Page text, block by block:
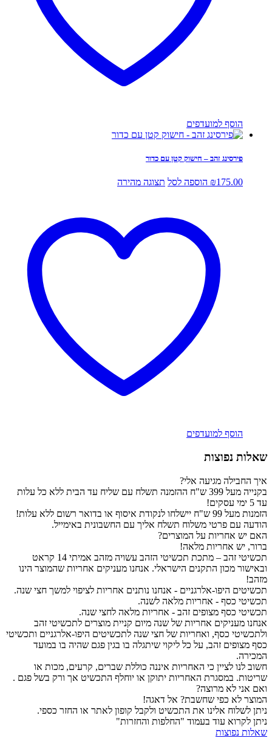
הוסף למועדפים
פירסינג זהב – חישוק קטן עם כדור
₪175.00 הוספה לסל תצוגה מהירה
הוסף למועדפים
שאלות נפוצות
איך החבילה מגיעה אלי?
בקנייה מעל 399 ש"ח ההזמנה תשלח עם שליח עד הבית ללא כל עלות
עד 5 ימי עסקים!
הזמנות מעל 99 ש"ח יישלחו לנקודת איסוף או בדואר רשום ללא עלות!
הודעה עם פרטי משלוח תשלח אליך עם החשבונית באימייל.
האם יש אחריות על המוצרים?
ברור, יש אחריות מלאה!
תכשיטי זהב – מתכת תכשיטי הזהב עשויה מזהב אמיתי 14 קראט
ובאישור מכון התקנים הישראלי. אנחנו מעניקים אחריות שהמוצר הינו
מזהב!
תכשיטים היפו-אלרגניים - אנחנו נותנים אחריות לציפוי למשך חצי שנה.
תכשיטי כסף - אחריות מלאה לשנה.
תכשיטי כסף מצופים זהב - אחריות מלאה לחצי שנה.
אנחנו מעניקים אחריות של שנה מיום קניית מוצרים לתכשיטי זהב
ולתכשיטי כסף, ואחריות של חצי שנה לתכשיטים היפו-אלרגניים ותכשיטי
כסף מצופים זהב, על כל ליקוי שיתגלה בו בגין פגם שהיה בו במועד
המכירה.
חשוב לנו לציין כי האחריות איננה כוללת שברים, קרעים, מכות או
שריטות. במסגרת האחריות יתוקן או יוחלף התכשיט אך ורק בשל פגם .
ואם אני לא מרוצה?
המוצר לא כפי שחשבת? אל דאגה!
ניתן לשלוח אלינו את התכשיט ולקבל קופון לאתר או החזר כספי.
ניתן לקרוא עוד בעמוד "החלפות והחזרות"
שאלות נפוצות